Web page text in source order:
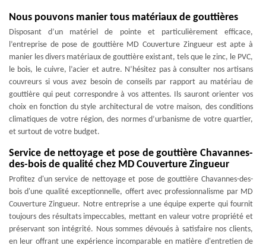
Nous pouvons manier tous matériaux de gouttières
Disposant d’un matériel de pointe et particulièrement efficace,
l’entreprise de pose de gouttière MD Couverture Zingueur est apte à
manier les divers matériaux de gouttière existant, tels que le zinc, le PVC,
le bois, le cuivre, l’acier et autre. N’hésitez pas à consulter nos artisans
couvreurs si vous avez besoin de conseils par rapport au matériau de
gouttière qui peut correspondre à vos attentes. Ils sauront orienter vos
choix en fonction du style architectural de votre maison, des conditions
climatiques de votre région, des normes d’urbanisme de votre quartier,
et surtout de votre budget.
Service de nettoyage et pose de gouttière Chavannes-
des-bois de qualité chez MD Couverture Zingueur
Profitez d'un service de nettoyage et pose de gouttière Chavannes-des-
bois d'une qualité exceptionnelle, offert avec professionnalisme par MD
Couverture Zingueur. Notre entreprise a une équipe experte qui fournit
toujours des résultats impeccables, mettant en valeur votre propriété et
préservant son intégrité. Nous sommes dévoués à satisfaire nos clients,
en leur offrant une expérience incomparable en matière d'entretien de